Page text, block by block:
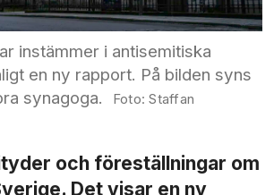
instämmer i antisemitiska
en ny rapport. På bilden syns
synagoga.
Staffan
och före­ställningar om
Det visar en ny